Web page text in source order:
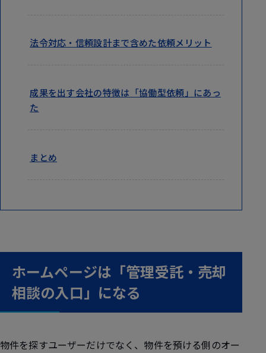
法令対応・信頼設計まで含めた依頼メリット
成果を出す会社の特徴は「協働型依頼」にあっ
た
まとめ
ホームページは「管理受託・売却
相談の入口」になる
物件を探すユーザーだけでなく、 物件を預ける側のオー